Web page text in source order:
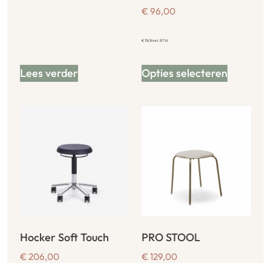
Lees verder
€ 96,00
€116,16incl. BTW
Opties selecteren
Hocker Soft Touch
€ 206,00
PRO STOOL
€ 129,00